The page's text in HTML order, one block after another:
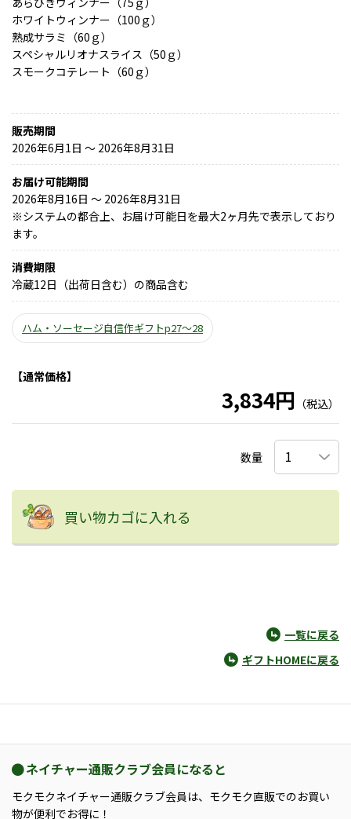
ホワイトウィンナー（100ｇ）
熟成サラミ（60ｇ）
スペシャルリオナスライス（50ｇ）
スモークコテレート（60ｇ）
販売期間
2026年6月1日 〜 2026年8月31日
お届け可能期間
2026年8月16日 ～ 2026年8月31日
※システムの都合上、お届け可能日を最大2ヶ月先で表示しており
ます。
消費期限
冷蔵12日（出荷日含む）の商品含む
ハム・ソーセージ自信作ギフトp27～28
【通常価格】
3,834円 （税込）
数量
買い物カゴに入れる
一覧に戻る
ギフトHOMEに戻る
ネイチャー通販クラブ会員になると
モクモクネイチャー通販クラブ会員は、モクモク直販でのお買い
物が便利でお得に！